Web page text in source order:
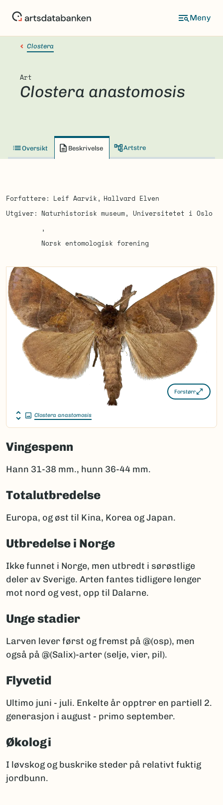
Clostera
Art
Clostera anastomosis
Oversikt Beskrivelse Artstre
Forfattere Leif Aarvik
Hallvard Elven
Utgiver
Naturhistorisk museum, Universitetet i Oslo
Norsk entomologisk forening
Forstørr
Clostera anastomosis
Vingespenn
Hann 31-38 mm., hunn 36-44 mm.
Totalutbredelse
Europa, og øst til Kina, Korea og Japan.
Utbredelse i Norge
Ikke funnet i Norge, men utbredt i sørøstlige
deler av Sverige. Arten fantes tidligere lenger
mot nord og vest, opp til Dalarne.
Unge stadier
Larven lever først og fremst på @(osp), men
også på @(Salix)-arter (selje, vier, pil).
Flyvetid
Ultimo juni - juli. Enkelte år opptrer en partiell 2.
generasjon i august - primo september.
Økologi
I løvskog og buskrike steder på relativt fuktig
jordbunn.